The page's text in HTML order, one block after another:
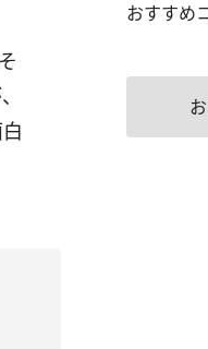
おすすめ